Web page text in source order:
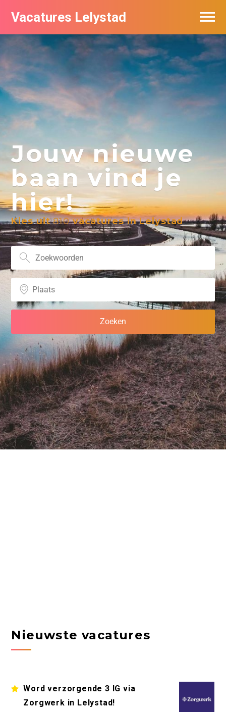
Vacatures Lelystad
Jouw nieuwe
baan vind je
hier!
Kies uit810vacatures in Lelystad
Nieuwste vacatures
Word verzorgende 3 IG via
Zorgwerk in Lelystad!
Vacatures per bedrijf in Lelystad
De populairste vacatures in Lelystad
Nieuwsbrief feed